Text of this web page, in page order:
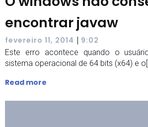
encontrar javaw
fevereiro 11, 2014 | 9:02
Este erro acontece quando o
sistema operacional de 64 bits (x64) e
Read more